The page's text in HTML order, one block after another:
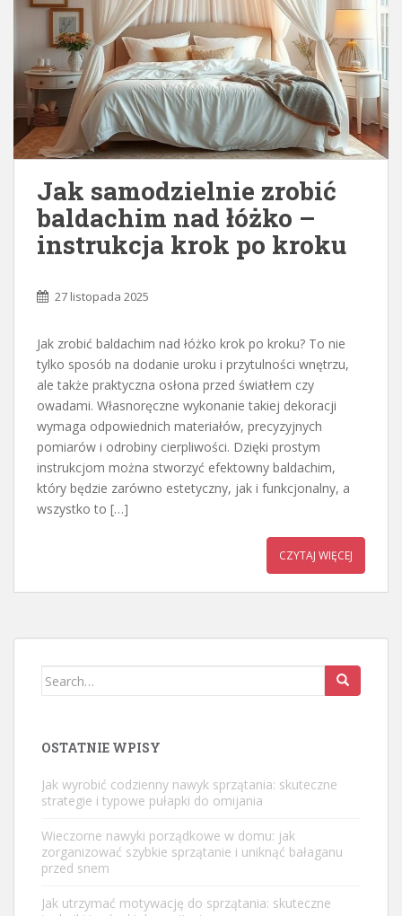
Jak samodzielnie zrobić
baldachim nad łóżko –
instrukcja krok po kroku
27 listopada 2025
Jak zrobić baldachim nad łóżko krok po kroku? To nie
tylko sposób na dodanie uroku i przytulności wnętrzu,
ale także praktyczna osłona przed światłem czy
owadami. Własnoręczne wykonanie takiej dekoracji
wymaga odpowiednich materiałów, precyzyjnych
pomiarów i odrobiny cierpliwości. Dzięki prostym
instrukcjom można stworzyć efektowny baldachim,
który będzie zarówno estetyczny, jak i funkcjonalny, a
wszystko to […]
CZYTAJ WIĘCEJ
Search
OSTATNIE WPISY
Jak wyrobić codzienny nawyk sprzątania: skuteczne
strategie i typowe pułapki do omijania
Wieczorne nawyki porządkowe w domu: jak
zorganizować szybkie sprzątanie i uniknąć bałaganu
przed snem
Jak utrzymać motywację do sprzątania: skuteczne